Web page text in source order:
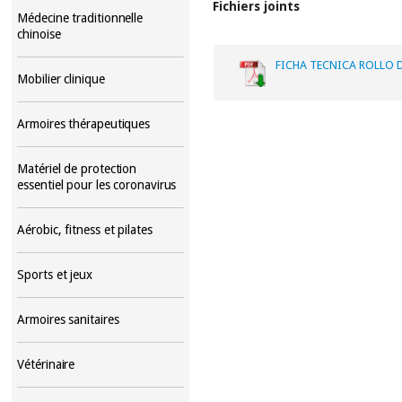
Médecine traditionnelle
chinoise
Mobilier clinique
Armoires thérapeutiques
Matériel de protection
essentiel pour les coronavirus
Aérobic, fitness et pilates
Sports et jeux
Armoires sanitaires
Vétérinaire
Fichiers joints
FICHA TECNICA ROLLO